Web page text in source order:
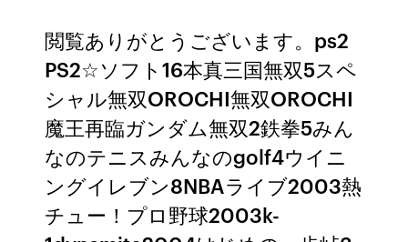
閲覧ありがとうございます。ps2
PS2☆ソフト16本真三国無双5スペ
シャル無双OROCHI無双OROCHI
魔王再臨ガンダム無双2鉄拳5みん
なのテニスみんなのgolf4ウイニ
ングイレブン8NBAライブ2003熱
チュー！プロ野球2003k-